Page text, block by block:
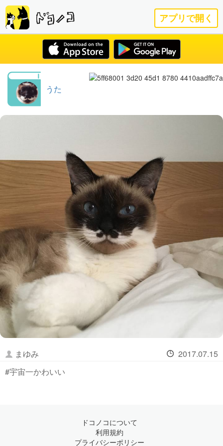
アプリで開く
うた
まゆみ
2017.07.15
#宇宙一かわいい
ドコノコについて
利用規約
プライバシーポリシー